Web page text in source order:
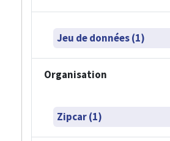
Jeu de données (1)
Organisation
Zipcar (1)